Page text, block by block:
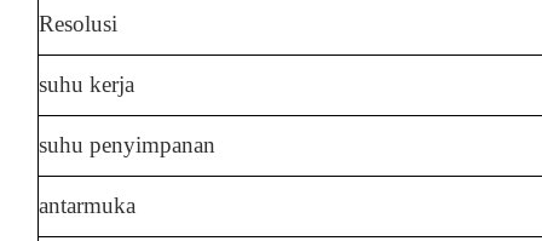
Resolusi
suhu kerja
suhu penyimpanan
antarmuka